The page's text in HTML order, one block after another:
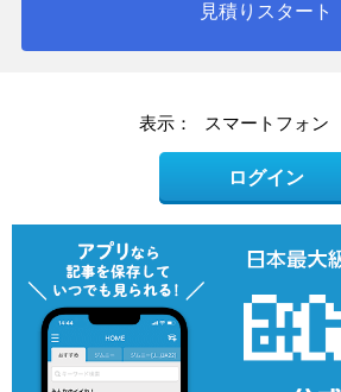
見積りスタート
表示： スマートフォン
ログイン